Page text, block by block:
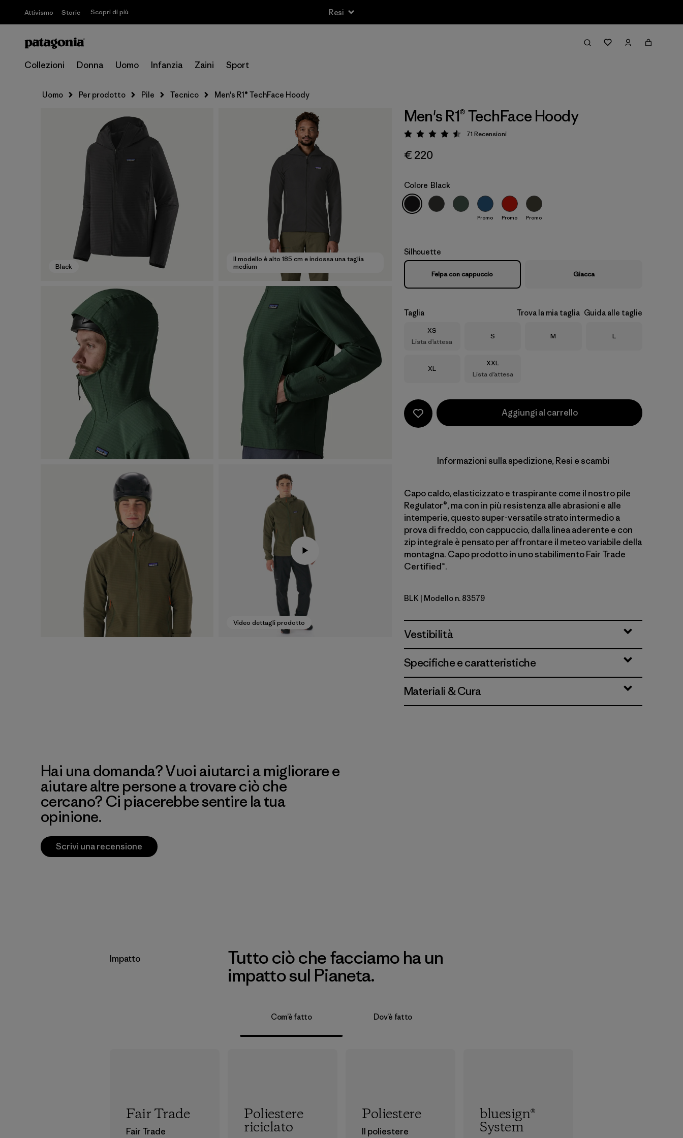
Attivismo Storie Scopri di più Resi
Collezioni Donna Uomo Infanzia Zaini Sport
Uomo Per prodotto Pile Tecnico Men's R1® TechFace Hoody
Black
Il modello è alto 185 cm e indossa una taglia
medium
Video dettagli prodotto
Men's R1® TechFace Hoody
Valutazione: 4.5 / 5
71 Recensioni
€ 220
Colore Black
Promo Promo Promo
Silhouette
Felpa con cappuccio Giacca
Taglia Trova la mia taglia Guida alle taglie
Taglia
XS
Lista d’attesa
Taglia
S Taglia
M Taglia
L
Taglia
XL
Taglia
XXL
Lista d’attesa
Aggiungi al carrello
Informazioni sulla spedizione, Resi e scambi
Capo caldo, elasticizzato e traspirante come il nostro pile
Regulator®, ma con in più resistenza alle abrasioni e alle
intemperie, questo super-versatile strato intermedio a
prova di freddo, con cappuccio, dalla linea aderente e con
zip integrale è pensato per affrontare il meteo variabile della
montagna. Capo prodotto in uno stabilimento Fair Trade
Certified™.
Black
BLK | Modello n. 83579
Vestibilità
Specifiche e caratteristiche
Materiali & Cura
Hai una domanda? Vuoi aiutarci a migliorare e
aiutare altre persone a trovare ciò che
cercano? Ci piacerebbe sentire la tua
opinione.
Scrivi una recensione
Impatto
Tutto ciò che facciamo ha un
impatto sul Pianeta.
Com’è fatto Dov’è fatto
Fair Trade
Fair Trade
Poliestere
riciclato
Poliestere
Il poliestere
bluesign®
System